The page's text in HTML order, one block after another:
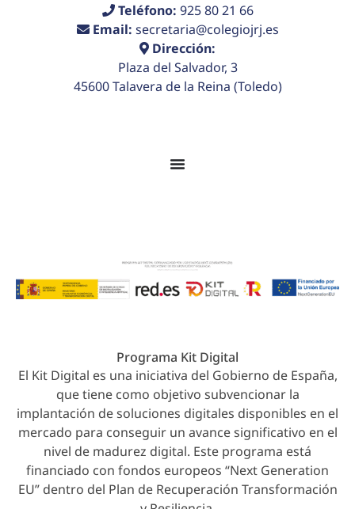
Teléfono: 925 80 21 66
Email: secretaria@colegiojrj.es
Dirección:
Plaza del Salvador, 3
45600 Talavera de la Reina (Toledo)
Programa Kit Digital
El Kit Digital es una iniciativa del Gobierno de España,
que tiene como objetivo subvencionar la
implantación de soluciones digitales disponibles en el
mercado para conseguir un avance significativo en el
nivel de madurez digital. Este programa está
financiado con fondos europeos “Next Generation
EU” dentro del Plan de Recuperación Transformación